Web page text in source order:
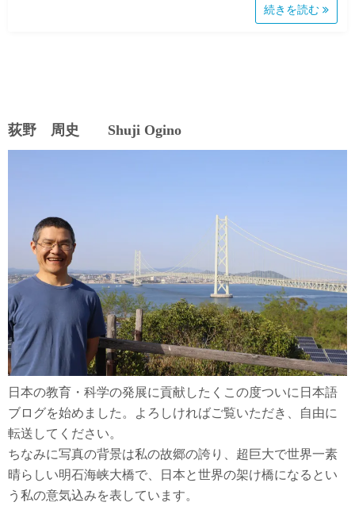
続きを読む
荻野 周史 Shuji Ogino
日本の教育・科学の発展に貢献したくこの度ついに日本語
ブログを始めました。よろしければご覧いただき、自由に
転送してください。
ちなみに写真の背景は私の故郷の誇り、超巨大で世界一素
晴らしい明石海峡大橋で、日本と世界の架け橋になるとい
う私の意気込みを表しています。